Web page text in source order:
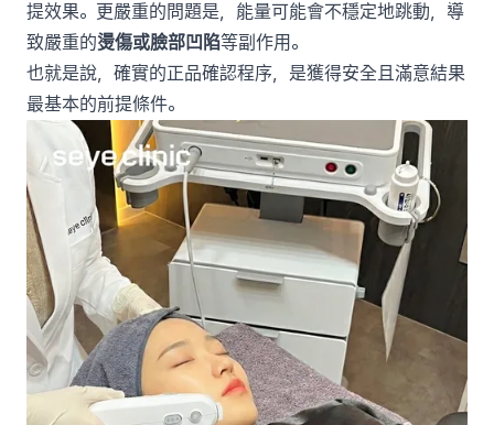
提效果。更嚴重的問題是，能量可能會不穩定地跳動，導
致嚴重的燙傷或臉部凹陷等副作用。
也就是說，確實的正品確認程序，是獲得安全且滿意結果
最基本的前提條件。